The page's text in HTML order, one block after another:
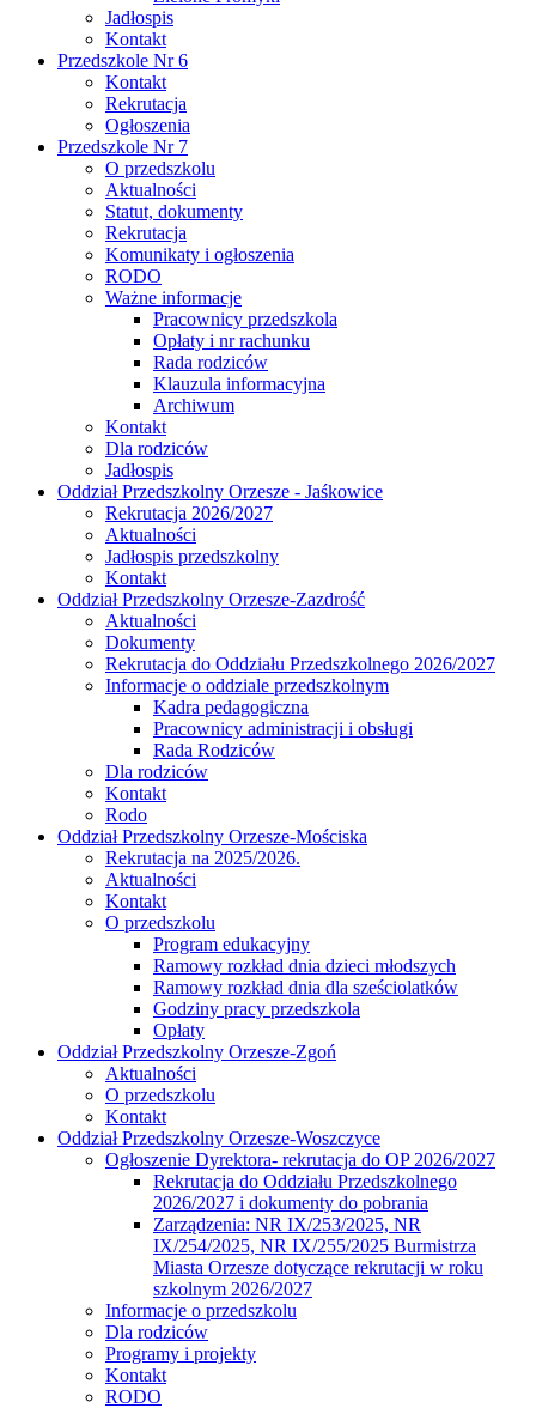
Jadłospis
Kontakt
Przedszkole Nr 6
Kontakt
Rekrutacja
Ogłoszenia
Przedszkole Nr 7
O przedszkolu
Aktualności
Statut, dokumenty
Rekrutacja
Komunikaty i ogłoszenia
RODO
Ważne informacje
Pracownicy przedszkola
Opłaty i nr rachunku
Rada rodziców
Klauzula informacyjna
Archiwum
Kontakt
Dla rodziców
Jadłospis
Oddział Przedszkolny Orzesze - Jaśkowice
Rekrutacja 2026/2027
Aktualności
Jadłospis przedszkolny
Kontakt
Oddział Przedszkolny Orzesze-Zazdrość
Aktualności
Dokumenty
Rekrutacja do Oddziału Przedszkolnego 2026/2027
Informacje o oddziale przedszkolnym
Kadra pedagogiczna
Pracownicy administracji i obsługi
Rada Rodziców
Dla rodziców
Kontakt
Rodo
Oddział Przedszkolny Orzesze-Mościska
Rekrutacja na 2025/2026.
Aktualności
Kontakt
O przedszkolu
Program edukacyjny
Ramowy rozkład dnia dzieci młodszych
Ramowy rozkład dnia dla sześciolatków
Godziny pracy przedszkola
Opłaty
Oddział Przedszkolny Orzesze-Zgoń
Aktualności
O przedszkolu
Kontakt
Oddział Przedszkolny Orzesze-Woszczyce
Ogłoszenie Dyrektora- rekrutacja do OP 2026/2027
Rekrutacja do Oddziału Przedszkolnego
2026/2027 i dokumenty do pobrania
Zarządzenia: NR IX/253/2025, NR
IX/254/2025, NR IX/255/2025 Burmistrza
Miasta Orzesze dotyczące rekrutacji w roku
szkolnym 2026/2027
Informacje o przedszkolu
Dla rodziców
Programy i projekty
Kontakt
RODO